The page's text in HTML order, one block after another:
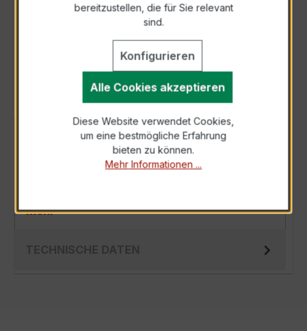
Anfrage telefonisch
Als PDF exportieren
BESCHREIBUNG
Der EWSKD 31.8 3x50/5A 2,5VA Kl.0,2
Mehr
TECHNISCHE DATEN
bereitzustellen, die für Sie relevant
sind.
Konfigurieren
Alle Cookies akzeptieren
Diese Website verwendet Cookies,
um eine bestmögliche Erfahrung
bieten zu können.
Mehr Informationen ...